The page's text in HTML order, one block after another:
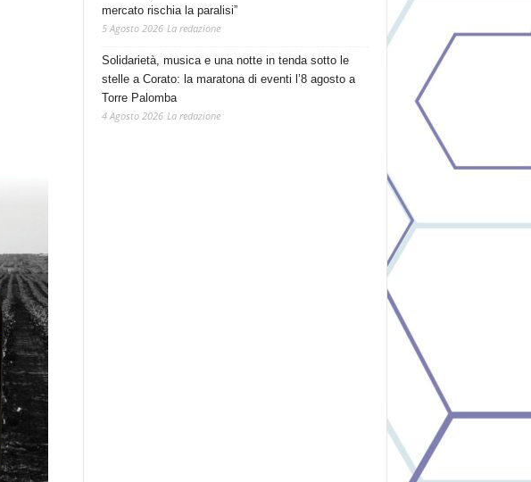
mercato rischia la paralisi”
5 Agosto 2026 La redazione
Solidarietà, musica e una notte in tenda sotto le
stelle a Corato: la maratona di eventi l’8 agosto a
Torre Palomba
4 Agosto 2026 La redazione